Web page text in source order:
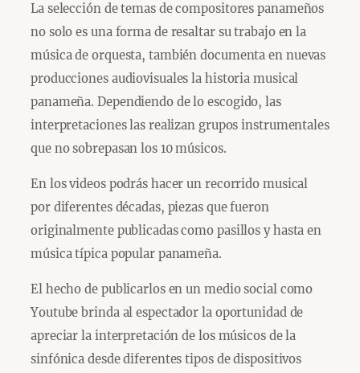
La selección de temas de compositores panameños
no solo es una forma de resaltar su trabajo en la
música de orquesta, también documenta en nuevas
producciones audiovisuales la historia musical
panameña. Dependiendo de lo escogido, las
interpretaciones las realizan grupos instrumentales
que no sobrepasan los 10 músicos.
En los videos podrás hacer un recorrido musical
por diferentes décadas, piezas que fueron
originalmente publicadas como pasillos y hasta en
música típica popular panameña.
El hecho de publicarlos en un medio social como
Youtube brinda al espectador la oportunidad de
apreciar la interpretación de los músicos de la
sinfónica desde diferentes tipos de dispositivos